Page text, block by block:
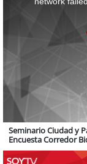
Seminario Ciudad y
Encuesta Corredor